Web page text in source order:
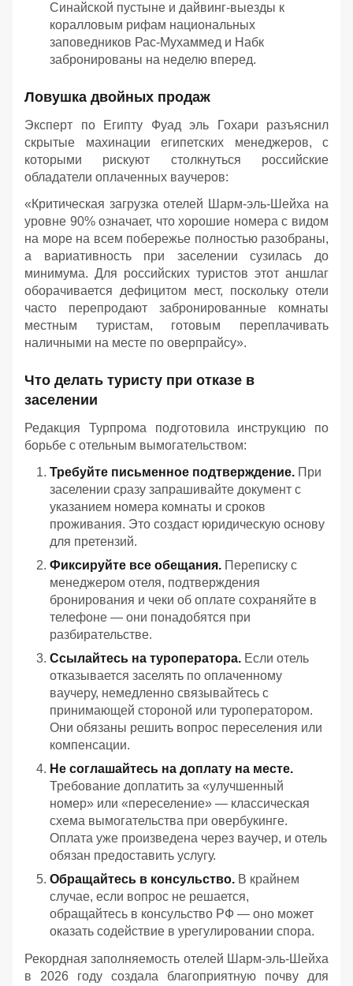
Синайской пустыне и дайвинг-выезды к
коралловым рифам национальных
заповедников Рас-Мухаммед и Набк
забронированы на неделю вперед.
Ловушка двойных продаж
Эксперт по Египту Фуад эль Гохари разъяснил
скрытые махинации египетских менеджеров, с
которыми рискуют столкнуться российские
обладатели оплаченных ваучеров:
«Критическая загрузка отелей Шарм-эль-Шейха на
уровне 90% означает, что хорошие номера с видом
на море на всем побережье полностью разобраны,
а вариативность при заселении сузилась до
минимума. Для российских туристов этот аншлаг
оборачивается дефицитом мест, поскольку отели
часто перепродают забронированные комнаты
местным туристам, готовым переплачивать
наличными на месте по оверпрайсу».
Что делать туристу при отказе в
заселении
Редакция Турпрома подготовила инструкцию по
борьбе с отельным вымогательством:
Требуйте письменное подтверждение. При
заселении сразу запрашивайте документ с
указанием номера комнаты и сроков
проживания. Это создаст юридическую основу
для претензий.
Фиксируйте все обещания. Переписку с
менеджером отеля, подтверждения
бронирования и чеки об оплате сохраняйте в
телефоне — они понадобятся при
разбирательстве.
Ссылайтесь на туроператора. Если отель
отказывается заселять по оплаченному
ваучеру, немедленно связывайтесь с
принимающей стороной или туроператором.
Они обязаны решить вопрос переселения или
компенсации.
Не соглашайтесь на доплату на месте.
Требование доплатить за «улучшенный
номер» или «переселение» — классическая
схема вымогательства при овербукинге.
Оплата уже произведена через ваучер, и отель
обязан предоставить услугу.
Обращайтесь в консульство. В крайнем
случае, если вопрос не решается,
обращайтесь в консульство РФ — оно может
оказать содействие в урегулировании спора.
Рекордная заполняемость отелей Шарм-эль-Шейха
в 2026 году создала благоприятную почву для